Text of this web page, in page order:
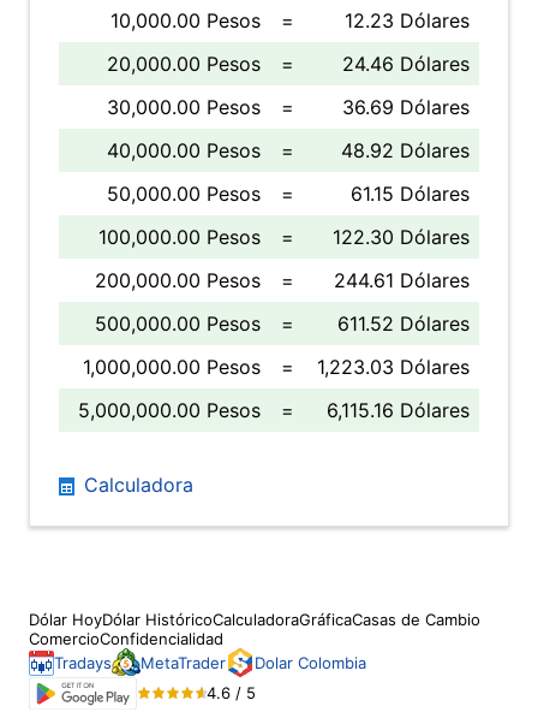
10,000.00 Pesos
=
12.23 Dólares
20,000.00 Pesos
=
24.46 Dólares
30,000.00 Pesos
=
36.69 Dólares
40,000.00 Pesos
=
48.92 Dólares
50,000.00 Pesos
=
61.15 Dólares
100,000.00 Pesos
=
122.30 Dólares
200,000.00 Pesos
=
244.61 Dólares
500,000.00 Pesos
=
611.52 Dólares
1,000,000.00 Pesos
=
1,223.03 Dólares
5,000,000.00 Pesos
= 6,115.16 Dólares
Calculadora
Dólar HoyDólar HistóricoCalculadoraGráficaCasas de Cambio
ComercioConfidencialidad
Tradays
MetaTrader
Dolar Colombia
4.6 / 5